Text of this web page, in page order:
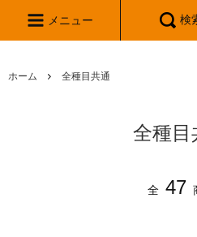
メニュー 検
ホーム 全種目共通
全種目
全 47